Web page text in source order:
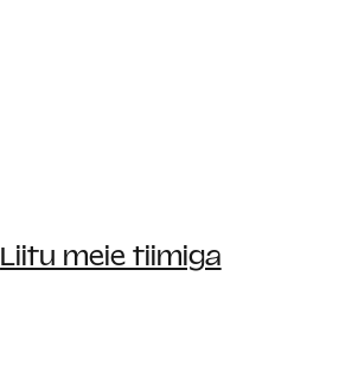
Liitu meie tiimiga